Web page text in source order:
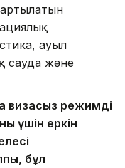
ауыл
сауда және
визасыз режимді
үшін еркін
бұл